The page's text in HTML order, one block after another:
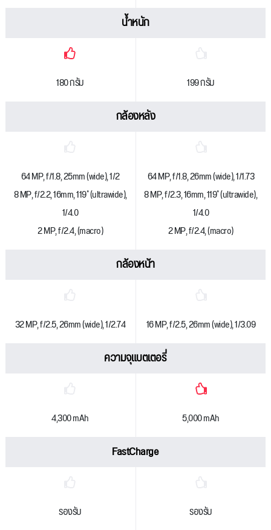
น้ำหนัก
180 กรัม 199 กรัม
กล้องหลัง
64 MP, f/1.8, 25mm (wide), 1/2
8 MP, f/2.2, 16mm, 119˚ (ultrawide),
1/4.0
2 MP, f/2.4, (macro)
64 MP, f/1.8, 26mm (wide), 1/1.73
8 MP, f/2.3, 16mm, 119˚ (ultrawide),
1/4.0
2 MP, f/2.4, (macro)
กล้องหน้า
32 MP, f/2.5, 26mm (wide), 1/2.74 16 MP, f/2.5, 26mm (wide), 1/3.09
ความจุแบตเตอรี่
4,300 mAh 5,000 mAh
FastCharge
รองรับ รองรับ